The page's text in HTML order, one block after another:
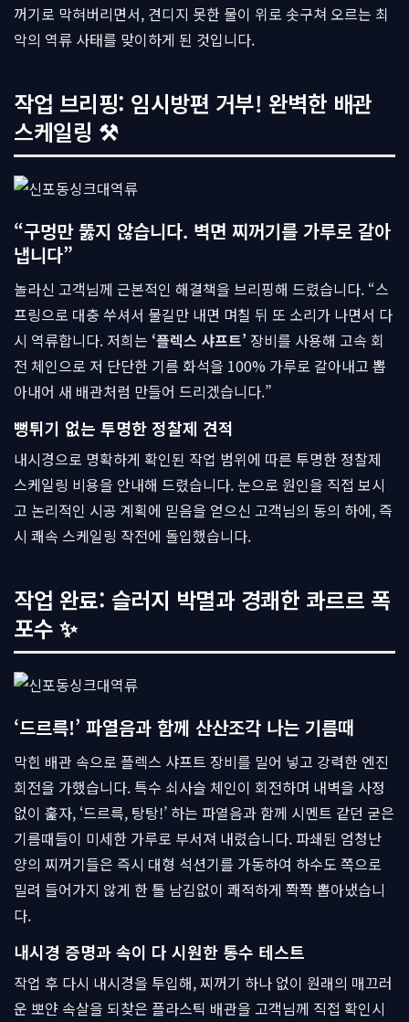
꺼기로 막혀버리면서, 견디지 못한 물이 위로 솟구쳐 오르는 최
악의 역류 사태를 맞이하게 된 것입니다.
작업 브리핑: 임시방편 거부! 완벽한 배관
스케일링 ⚒
“구멍만 뚫지 않습니다. 벽면 찌꺼기를 가루로 갈아
냅니다”
놀라신 고객님께 근본적인 해결책을 브리핑해 드렸습니다. “스
프링으로 대충 쑤셔서 물길만 내면 며칠 뒤 또 소리가 나면서 다
시 역류합니다. 저희는 ‘플렉스 샤프트’ 장비를 사용해 고속 회
전 체인으로 저 단단한 기름 화석을 100% 가루로 갈아내고 뽑
아내어 새 배관처럼 만들어 드리겠습니다.”
뻥튀기 없는 투명한 정찰제 견적
내시경으로 명확하게 확인된 작업 범위에 따른 투명한 정찰제
스케일링 비용을 안내해 드렸습니다. 눈으로 원인을 직접 보시
고 논리적인 시공 계획에 믿음을 얻으신 고객님의 동의 하에, 즉
시 쾌속 스케일링 작전에 돌입했습니다.
작업 완료: 슬러지 박멸과 경쾌한 콰르르 폭
포수 ✨
‘드르륵!’ 파열음과 함께 산산조각 나는 기름때
막힌 배관 속으로 플렉스 샤프트 장비를 밀어 넣고 강력한 엔진
회전을 가했습니다. 특수 쇠사슬 체인이 회전하며 내벽을 사정
없이 훑자, ‘드르륵, 탕탕!’ 하는 파열음과 함께 시멘트 같던 굳은
기름때들이 미세한 가루로 부서져 내렸습니다. 파쇄된 엄청난
양의 찌꺼기들은 즉시 대형 석션기를 가동하여 하수도 쪽으로
밀려 들어가지 않게 한 톨 남김없이 쾌적하게 쫙쫙 뽑아냈습니
다.
내시경 증명과 속이 다 시원한 통수 테스트
작업 후 다시 내시경을 투입해, 찌꺼기 하나 없이 원래의 매끄러
운 뽀얀 속살을 되찾은 플라스틱 배관을 고객님께 직접 확인시